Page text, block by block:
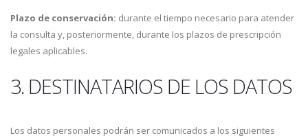
Plazo de conservación: durante el tiempo necesario para atender
la consulta y, posteriormente, durante los plazos de prescripción
legales aplicables.
3. DESTINATARIOS DE LOS DATOS
Los datos personales podrán ser comunicados a los siguientes